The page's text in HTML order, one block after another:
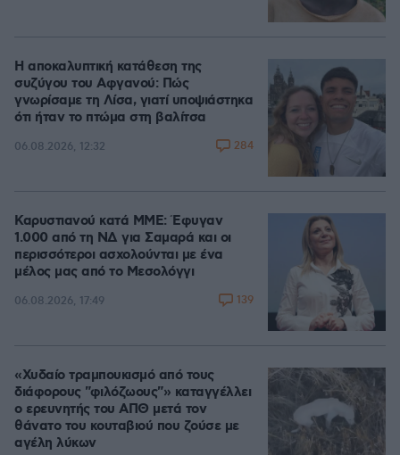
Η αποκαλυπτική κατάθεση της
συζύγου του Αφγανού: Πώς
γνωρίσαμε τη Λίσα, γιατί υποψιάστηκα
ότι ήταν το πτώμα στη βαλίτσα
06.08.2026, 12:32 284
Καρυστιανού κατά ΜΜΕ: Έφυγαν
1.000 από τη ΝΔ για Σαμαρά και οι
περισσότεροι ασχολούνται με ένα
μέλος μας από το Μεσολόγγι
06.08.2026, 17:49 139
«Χυδαίο τραμπουκισμό από τους
διάφορους "φιλόζωους"» καταγγέλλει
ο ερευνητής του ΑΠΘ μετά τον
θάνατο του κουταβιού που ζούσε με
αγέλη λύκων